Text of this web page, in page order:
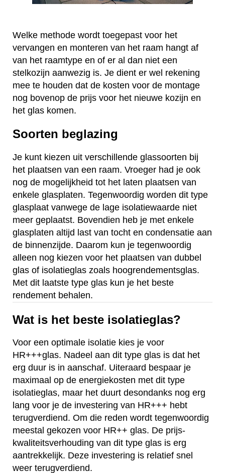
Welke methode wordt toegepast voor het
vervangen en monteren van het raam hangt af
van het raamtype en of er al dan niet een
stelkozijn aanwezig is. Je dient er wel rekening
mee te houden dat de kosten voor de montage
nog bovenop de prijs voor het nieuwe kozijn en
het glas komen.
Soorten beglazing
Je kunt kiezen uit verschillende glassoorten bij
het plaatsen van een raam. Vroeger had je ook
nog de mogelijkheid tot het laten plaatsen van
enkele glasplaten. Tegenwoordig worden dit type
glasplaat vanwege de lage isolatiewaarde niet
meer geplaatst. Bovendien heb je met enkele
glasplaten altijd last van tocht en condensatie aan
de binnenzijde. Daarom kun je tegenwoordig
alleen nog kiezen voor het plaatsen van dubbel
glas of isolatieglas zoals hoogrendementsglas.
Met dit laatste type glas kun je het beste
rendement behalen.
Wat is het beste isolatieglas?
Voor een optimale isolatie kies je voor
HR+++glas. Nadeel aan dit type glas is dat het
erg duur is in aanschaf. Uiteraard bespaar je
maximaal op de energiekosten met dit type
isolatieglas, maar het duurt desondanks nog erg
lang voor je de investering van HR+++ hebt
terugverdiend. Om die reden wordt tegenwoordig
meestal gekozen voor HR++ glas. De prijs-
kwaliteitsverhouding van dit type glas is erg
aantrekkelijk. Deze investering is relatief snel
weer terugverdiend.